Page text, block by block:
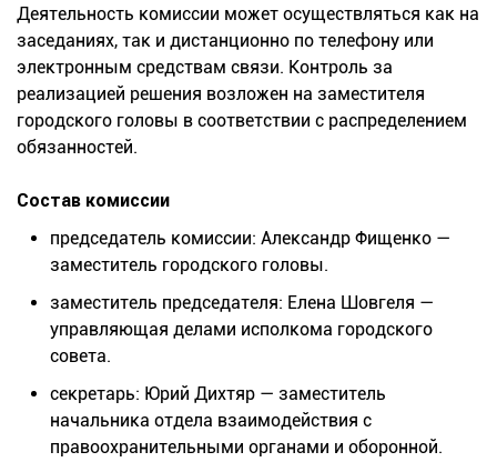
Деятельность комиссии может осуществляться как на
заседаниях, так и дистанционно по телефону или
электронным средствам связи. Контроль за
реализацией решения возложен на заместителя
городского головы в соответствии с распределением
обязанностей.
Состав комиссии
председатель комиссии: Александр Фищенко —
заместитель городского головы.
заместитель председателя: Елена Шовгеля —
управляющая делами исполкома городского
совета.
секретарь: Юрий Дихтяр — заместитель
начальника отдела взаимодействия с
правоохранительными органами и оборонной.